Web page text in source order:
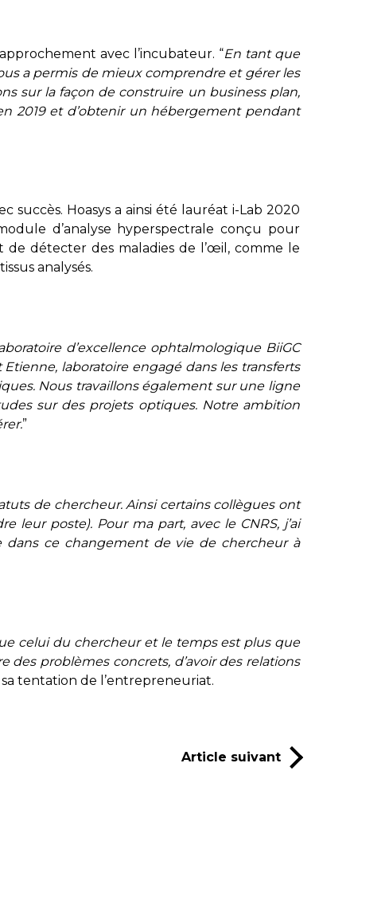
avec l’incubateur. “En tant que
a permis de mieux comprendre et gérer les
sur la façon de construire un business plan,
2019 et d’obtenir un hébergement pendant
succès. Hoasys a ainsi été lauréat i-Lab 2020
d’analyse hyperspectrale conçu pour
de détecter des maladies de l’œil, comme le
analysés.
d’excellence ophtalmologique BiiGC
laboratoire engagé dans les transferts
Nous travaillons également sur une ligne
sur des projets optiques. Notre ambition
”
de chercheur. Ainsi certains collègues ont
poste). Pour ma part, avec le CNRS, j’ai
dans ce changement de vie de chercheur à
celui du chercheur et le temps est plus que
des problèmes concrets, d’avoir des relations
tentation de l’entrepreneuriat.
Article suivant